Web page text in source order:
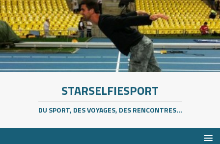
STARSELFIESPORT
DU SPORT, DES VOYAGES, DES RENCONTRES...